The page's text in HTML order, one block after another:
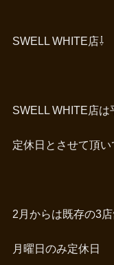
SWELL WHITE店⇩
SWELL WHITE店
定休日とさせて頂い
2月からは既存の3
月曜日のみ定休日